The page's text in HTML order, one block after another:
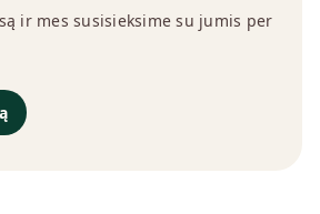
ir mes susisieksime su jumis per